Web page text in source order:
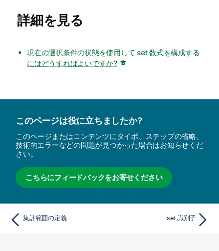
詳細を見る
現在の選択条件の状態を使用して set 数式を構成する
にはどうすればよいですか?
このページは役に立ちましたか?
このページまたはコンテンツにタイポ、ステップの省略、
技術的エラーなどの問題が見つかった場合はお知らせくだ
さい。
こちらにフィードバックをお寄せください
集計範囲の定義 set 識別子